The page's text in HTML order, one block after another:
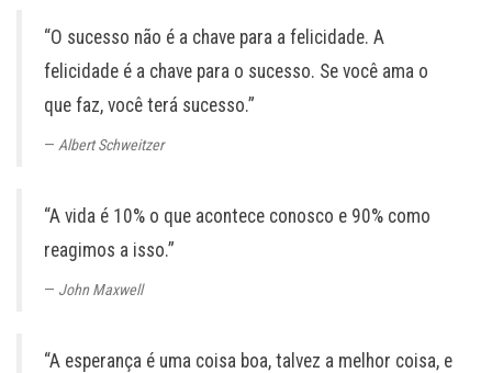
“O sucesso não é a chave para a felicidade. A
felicidade é a chave para o sucesso. Se você ama o
que faz, você terá sucesso.”
Albert Schweitzer
“A vida é 10% o que acontece conosco e 90% como
reagimos a isso.”
John Maxwell
“A esperança é uma coisa boa, talvez a melhor coisa, e